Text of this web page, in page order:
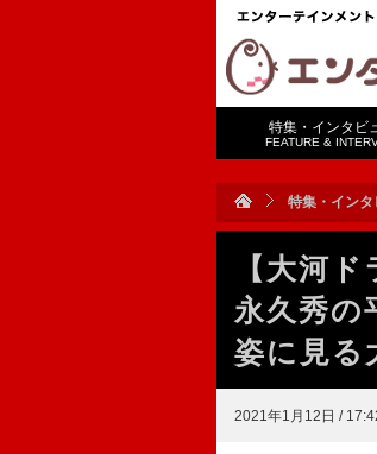
特集・インタビ
FEATURE &
特集・インタ
【大河
永久秀の
姿に見る
2021年1月12日 /